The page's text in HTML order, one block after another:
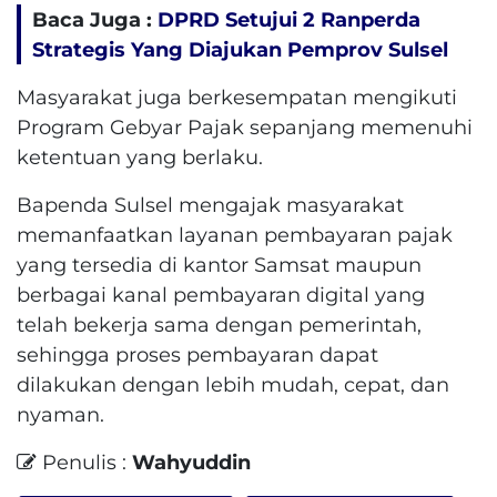
Baca Juga : DPRD Setujui 2 Ranperda
Strategis Yang Diajukan Pemprov Sulsel
Masyarakat juga berkesempatan mengikuti
Program Gebyar Pajak sepanjang memenuhi
ketentuan yang berlaku.
Bapenda Sulsel mengajak masyarakat
memanfaatkan layanan pembayaran pajak
yang tersedia di kantor Samsat maupun
berbagai kanal pembayaran digital yang
telah bekerja sama dengan pemerintah,
sehingga proses pembayaran dapat
dilakukan dengan lebih mudah, cepat, dan
nyaman.
Penulis : Wahyuddin